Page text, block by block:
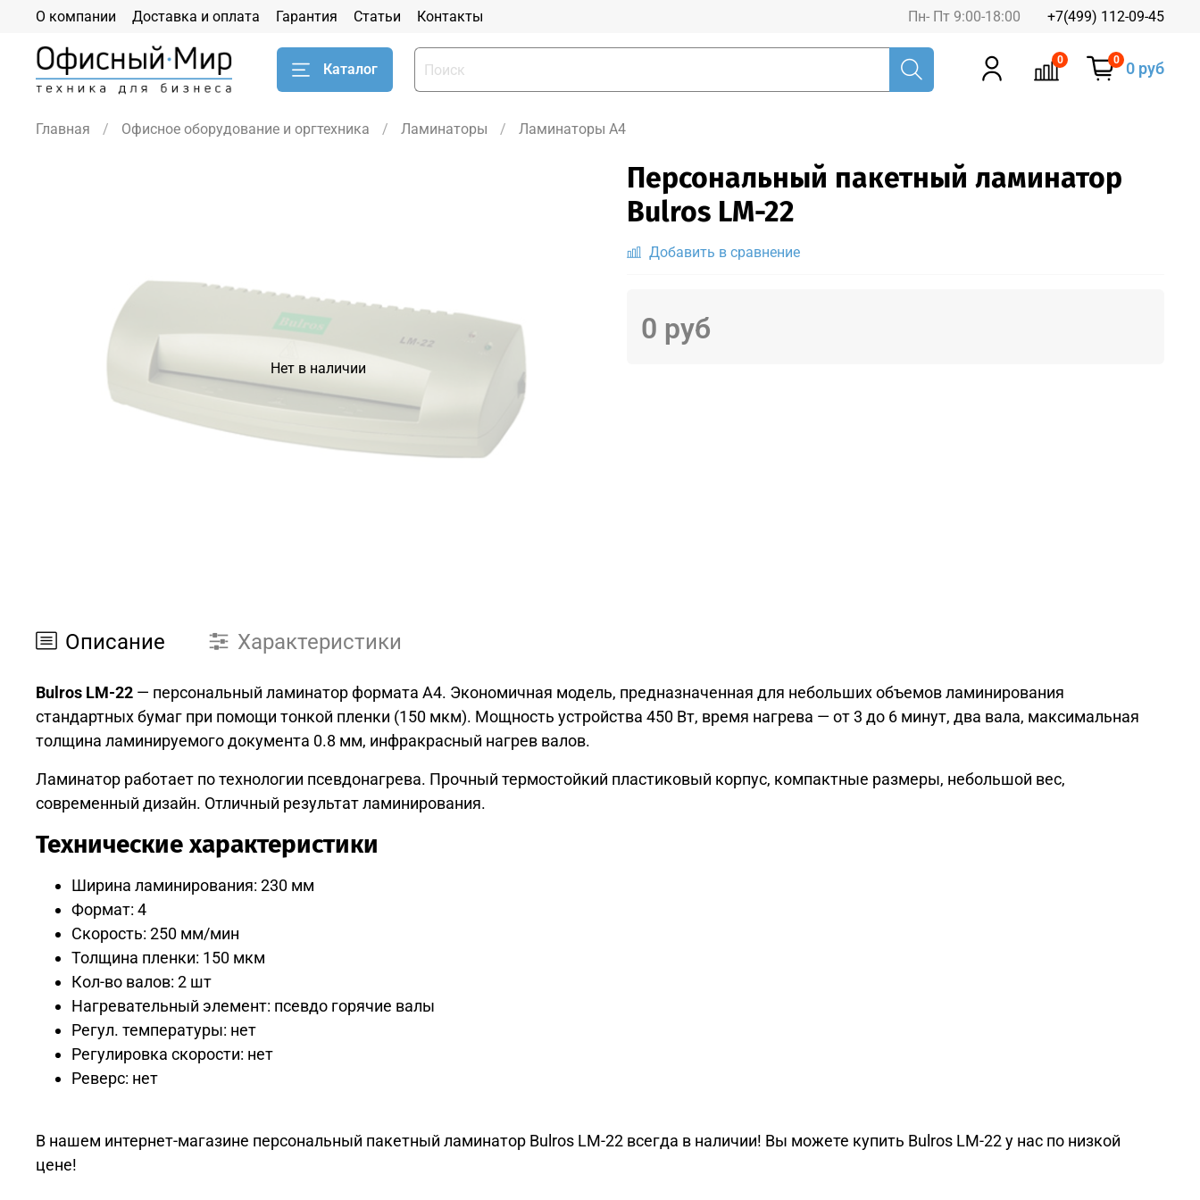
О компании Доставка и оплата Гарантия Статьи Контакты Пн- Пт 9:00-18:00 +7(499) 112-09-45
Каталог
0 0 0 руб
Главная Офисное оборудование и оргтехника Ламинаторы Ламинаторы A4
Нет в наличии
Персональный пакетный ламинатор
Bulros LM-22
Добавить в сравнение
0 руб
Описание Характеристики
Bulros LM-22 — персональный ламинатор формата А4. Экономичная модель, предназначенная для небольших объемов ламинирования
стандартных бумаг при помощи тонкой пленки (150 мкм). Мощность устройства 450 Вт, время нагрева — от 3 до 6 минут, два вала, максимальная
толщина ламинируемого документа 0.8 мм, инфракрасный нагрев валов.
Ламинатор работает по технологии псевдонагрева. Прочный термостойкий пластиковый корпус, компактные размеры, небольшой вес,
современный дизайн. Отличный результат ламинирования.
Технические характеристики
Ширина ламинирования: 230 мм
Формат: 4
Скорость: 250 мм/мин
Толщина пленки: 150 мкм
Кол-во валов: 2 шт
Нагревательный элемент: псевдо горячие валы
Регул. температуры: нет
Регулировка скорости: нет
Реверс: нет
В нашем интернет-магазине персональный пакетный ламинатор Bulros LM-22 всегда в наличии! Вы можете купить Bulros LM-22 у нас по низкой
цене!